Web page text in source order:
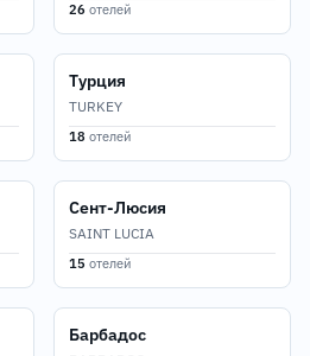
26 отелей
Турция
TURKEY
18 отелей
Сент-Люсия
SAINT LUCIA
15 отелей
Барбадос